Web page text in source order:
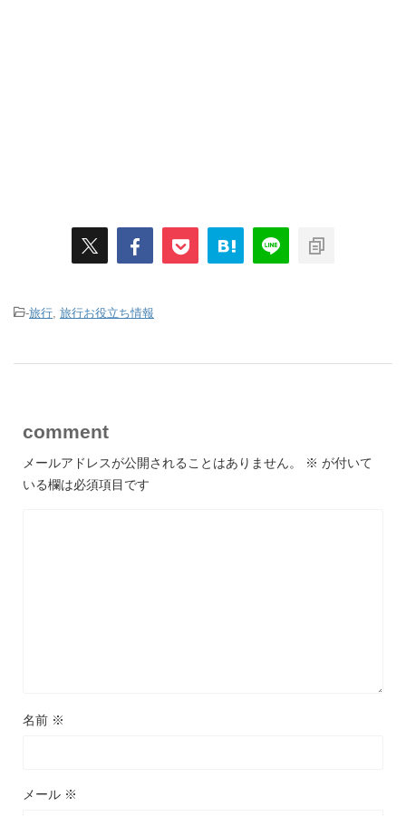
-旅行 旅行お役立ち情報
comment
メールアドレスが公開されることはありません。 ※ が付いて
いる欄は必須項目です
名前 ※
メール ※